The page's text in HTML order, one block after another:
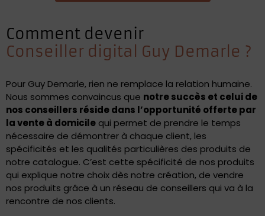
Comment devenir
Conseiller digital Guy Demarle ?
Pour Guy Demarle, rien ne remplace la relation humaine.
Nous sommes convaincus que notre succès et celui de
nos conseillers réside dans l’opportunité offerte par
la vente à domicile qui permet de prendre le temps
nécessaire de démontrer à chaque client, les
spécificités et les qualités particulières des produits de
notre catalogue. C’est cette spécificité de nos produits
qui explique notre choix dès notre création, de vendre
nos produits grâce à un réseau de conseillers qui va à la
rencontre de nos clients.